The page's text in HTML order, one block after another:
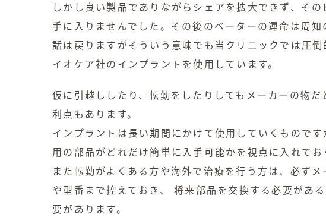
しかし良い製品でありながらシェアを拡大できず、そ
手に入りませんでした。その後のベーターの運命は周知
話は戻りますがそういう意味でも当クリニックでは圧
イオケア社のインプラントを使用しています。
仮に引越ししたり、転勤をしたりしてもメーカーの物
利点もあります。
インプラントは長い期間にかけて使用していくもので
用の部品がどれだけ簡単に入手可能かを視点に入れて
また転勤がよくある方や海外で治療を行う方は、必ず
や型番まで控えておき、 将来部品を交換する必要があ
要があります。